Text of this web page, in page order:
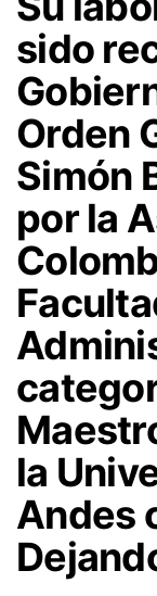
sido
Orden
Simón
por la
la
Andes